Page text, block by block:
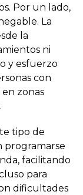
Por un lado,
La
la
ni
y esfuerzo
con
zonas
tipo de
programarse
facilitando
para
dificultades